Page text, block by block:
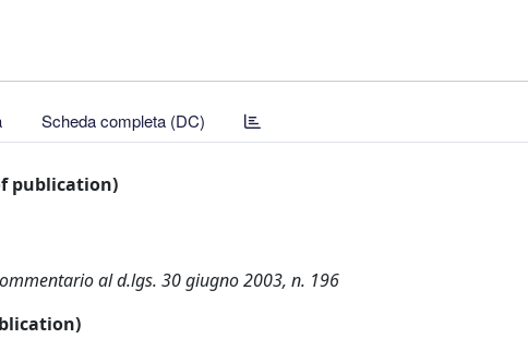
Scheda completa (DC)
publication)
al d.lgs. 30 giugno 2003, n. 196